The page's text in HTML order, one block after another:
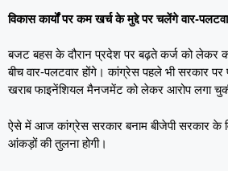
विकास कार्यों पर कम खर्च के मुद्दे पर चलेंगे वार-
बजट बहस के दौरान प्रदेश पर बढ़ते कर्ज को लेकर
बीच वार-पलटवार होंगे। कांग्रेस पहले भी सरकार
खराब फाइनेंशियल मैनजमेंट को लेकर आरोप लगा
ऐसे में आज कांग्रेस सरकार बनाम बीजेपी सरकार के
आंकड़ों की तुलना होगी।